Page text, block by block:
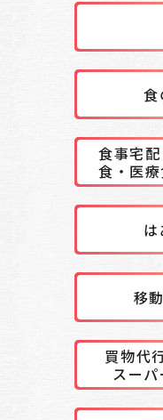
食
食事宅
食・医療
移
買物代
スーパ